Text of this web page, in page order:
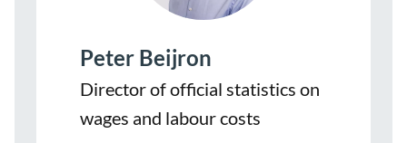
Peter Beijron
Director of official statistics on
wages and labour costs